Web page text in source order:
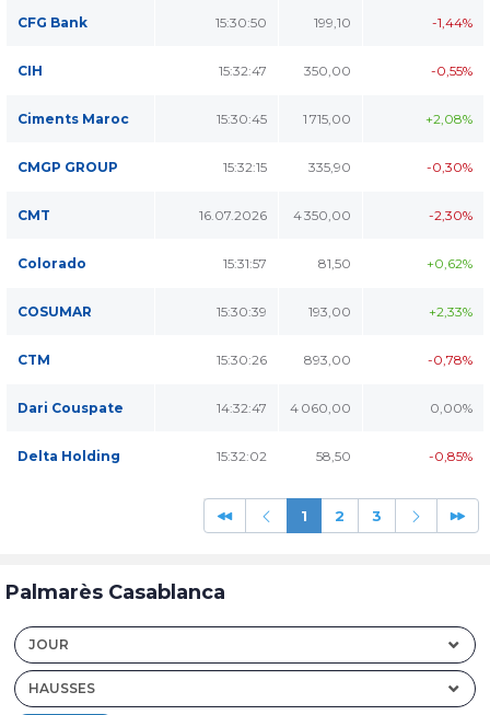
CFG Bank 15:30:50 199,10 -1,44%
CIH 15:32:47 350,00 -0,55%
Ciments Maroc 15:30:45 1 715,00 +2,08%
CMGP GROUP 15:32:15 335,90 -0,30%
CMT 16.07.2026 4 350,00 -2,30%
Colorado 15:31:57 81,50 +0,62%
COSUMAR 15:30:39 193,00 +2,33%
CTM 15:30:26 893,00 -0,78%
Dari Couspate 14:32:47 4 060,00 0,00%
Delta Holding 15:32:02 58,50 -0,85%
1 2 3
Palmarès Casablanca
JOUR
HAUSSES